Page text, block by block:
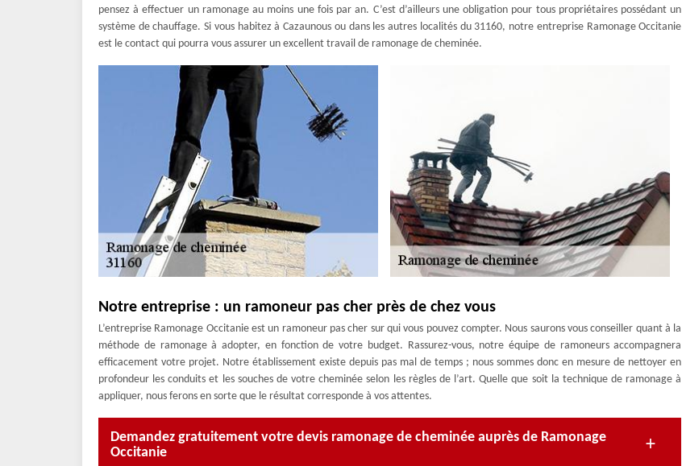
pensez à effectuer un ramonage au moins une fois par an. C’est d’ailleurs une obligation pour tous propriétaires possédant un
système de chauffage. Si vous habitez à Cazaunous ou dans les autres localités du 31160, notre entreprise Ramonage Occitanie
est le contact qui pourra vous assurer un excellent travail de ramonage de cheminée.
Notre entreprise : un ramoneur pas cher près de chez vous
L’entreprise Ramonage Occitanie est un ramoneur pas cher sur qui vous pouvez compter. Nous saurons vous conseiller quant à la
méthode de ramonage à adopter, en fonction de votre budget. Rassurez-vous, notre équipe de ramoneurs accompagnera
efficacement votre projet. Notre établissement existe depuis pas mal de temps ; nous sommes donc en mesure de nettoyer en
profondeur les conduits et les souches de votre cheminée selon les règles de l’art. Quelle que soit la technique de ramonage à
appliquer, nous ferons en sorte que le résultat corresponde à vos attentes.
Demandez gratuitement votre devis ramonage de cheminée auprès de Ramonage
Occitanie